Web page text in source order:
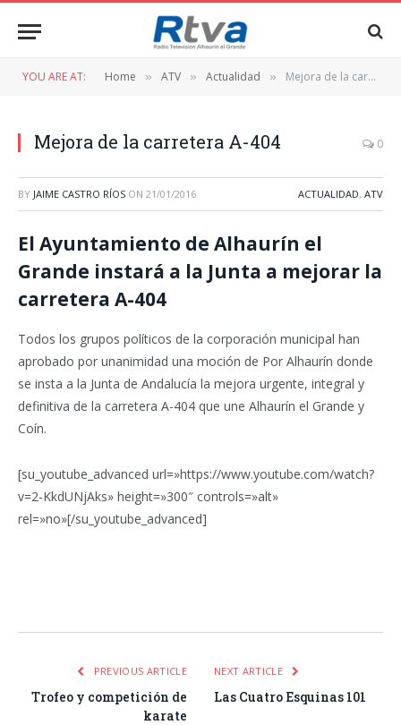
YOU ARE AT: Home » ATV » Actualidad » Mejora de la carretera A-404
Mejora de la carretera A-404 0
BY JAIME CASTRO RÍOS ON 21/01/2016 ACTUALIDAD, ATV
El Ayuntamiento de Alhaurín el
Grande instará a la Junta a mejorar la
carretera A-404
Todos los grupos políticos de la corporación municipal han
aprobado por unanimidad una moción de Por Alhaurín donde
se insta a la Junta de Andalucía la mejora urgente, integral y
definitiva de la carretera A-404 que une Alhaurín el Grande y
Coín.
[su_youtube_advanced url=»https://www.youtube.com/watch?
v=2-KkdUNjAks» height=»300″ controls=»alt»
rel=»no»[/su_youtube_advanced]
PREVIOUS ARTICLE
Trofeo y competición de
karate
NEXT ARTICLE
Las Cuatro Esquinas 101